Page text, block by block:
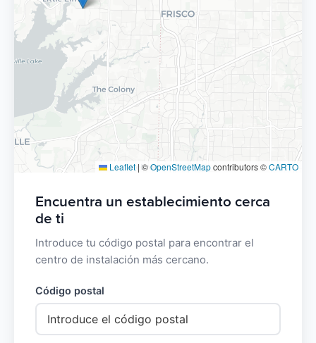
Leaflet | ©OpenStreetMapcontributors ©CARTO
Encuentra un establecimiento cerca
de ti
Introduce tu código postal para encontrar el
centro de instalación más cercano.
Código postal